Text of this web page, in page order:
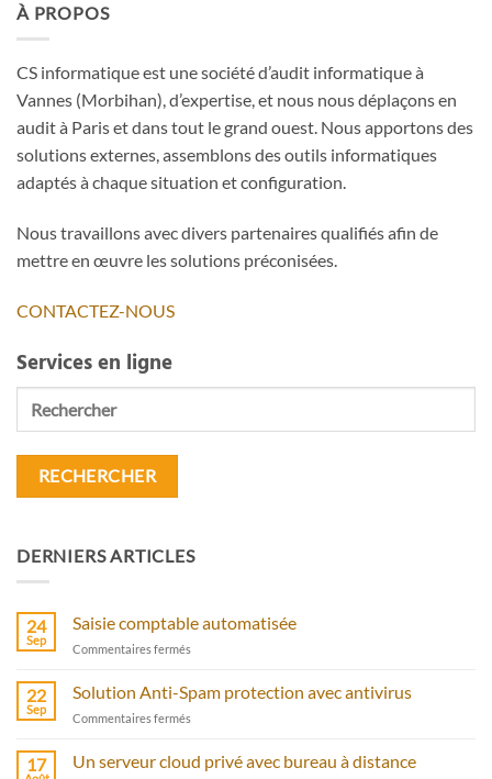
À PROPOS
CS informatique est une société d’audit informatique à
Vannes (Morbihan), d’expertise, et nous nous déplaçons en
audit à Paris et dans tout le grand ouest. Nous apportons des
solutions externes, assemblons des outils informatiques
adaptés à chaque situation et configuration.
Nous travaillons avec divers partenaires qualifiés afin de
mettre en œuvre les solutions préconisées.
CONTACTEZ-NOUS
Services en ligne
Rechercher
DERNIERS ARTICLES
24
Sep
Saisie comptable automatisée
Commentaires fermés
automatisée
22
Sep
Solution Anti-Spam protection avec antivirus
Commentaires fermés
Anti-
Spam
17 Un serveur cloud privé avec bureau à distance